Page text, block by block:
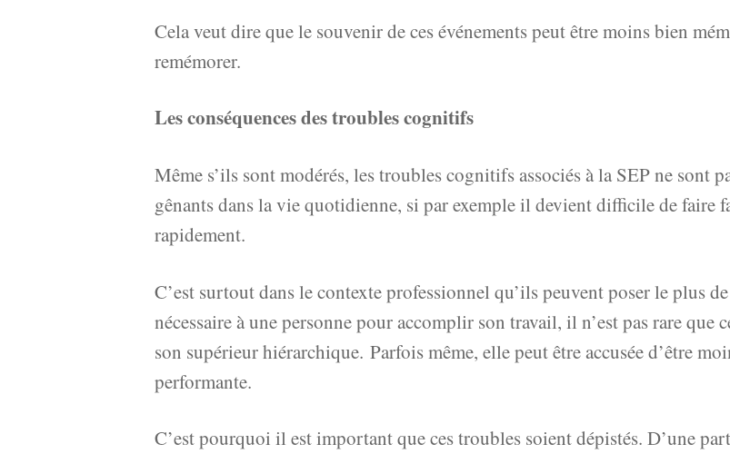
Cela veut dire que le souvenir de ces événements peut être moins bien
remémorer.
Les conséquences des troubles cognitifs
Même s’ils sont modérés, les troubles cognitifs associés à la SEP ne sont
gênants dans la vie quotidienne, si par exemple il devient difficile de faire
rapidement.
C’est surtout dans le contexte professionnel qu’ils peuvent poser le plus
nécessaire à une personne pour accomplir son travail, il n’est pas rare que
son supérieur hiérarchique. Parfois même, elle peut être accusée d’être
performante.
C’est pourquoi il est important que ces troubles soient dépistés. D’une